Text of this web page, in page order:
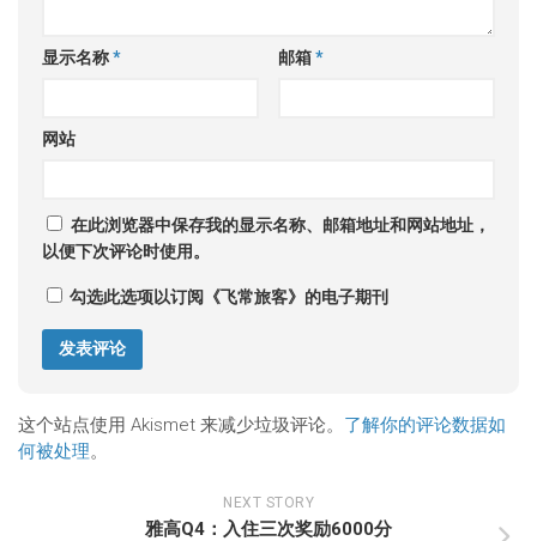
显示名称* 邮箱*
网站
在此浏览器中保存我的显示名称、邮箱地址和网站地址，
以便下次评论时使用。
勾选此选项以订阅《飞常旅客》的电子期刊
这个站点使用 Akismet 来减少垃圾评论。 了解你的评论数据如
何被处理。
NEXT STORY
雅高Q4：入住三次奖励6000分